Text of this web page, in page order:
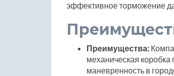
эффективное торможение
Преимущества:
механическая коробка
маневренность в